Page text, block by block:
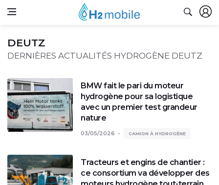
DEUTZ
DERNIÈRES ACTUALITÉS HYDROGÈNE DEUTZ
BMW fait le pari du moteur
hydrogène pour sa logistique
avec un premier test grandeur
nature
03/05/2026 CAMION À HYDROGÈNE
Tracteurs et engins de chantier :
ce consortium va développer des